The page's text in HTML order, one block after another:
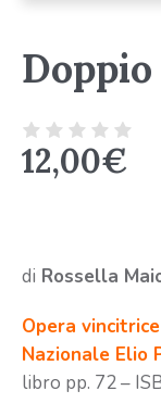
12,00€
di Rossella
Opera
Nazionale Elio
libro pp. 72 –